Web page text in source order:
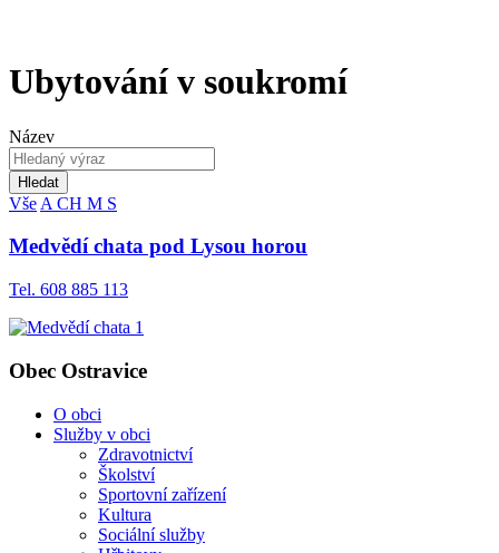
Ubytování v soukromí
Název
Hledat
Vše A CH M S
Medvědí chata pod Lysou horou
Tel. 608 885 113
Obec Ostravice
O obci
Služby v obci
Zdravotnictví
Školství
Sportovní zařízení
Kultura
Sociální služby